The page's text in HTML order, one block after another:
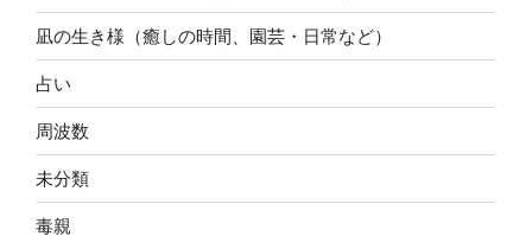
凪の生き様（癒しの時間、園芸・日常など）
占い
周波数
未分類
毒親